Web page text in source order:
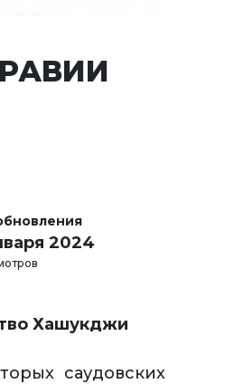
2024
Хашукджи
саудовских